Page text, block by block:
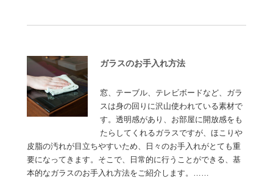
ガラスのお手入れ方法
窓、テーブル、テレビボードなど、ガラ
スは身の回りに沢山使われている素材で
す。透明感があり、お部屋に開放感をも
たらしてくれるガラスですが、ほこりや
皮脂の汚れが目立ちやすいため、日々のお手入れがとても重
要になってきます。そこで、日常的に行うことができる、基
本的なガラスのお手入れ方法をご紹介します。……